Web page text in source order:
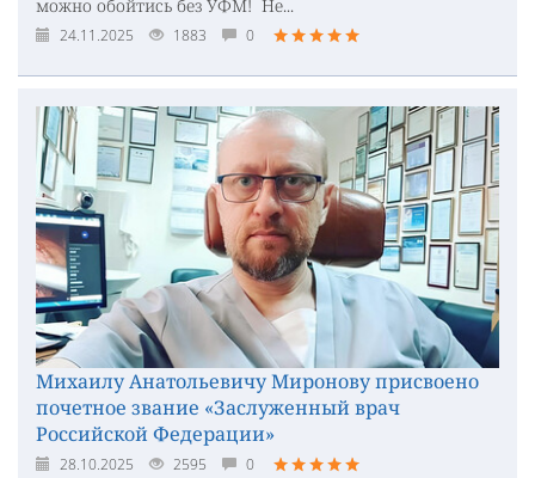
можно обойтись без УФМ! Не...
24.11.2025 1883 0
Михаилу Анатольевичу Миронову присвоено
почетное звание «Заслуженный врач
Российской Федерации»
28.10.2025 2595 0